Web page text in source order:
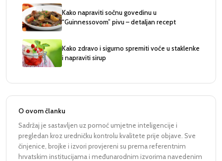
Kako napraviti sočnu govedinu u
“Guinnessovom” pivu – detaljan recept
Kako zdravo i sigurno spremiti voće u staklenke
i napraviti sirup
O ovom članku
Sadržaj je sastavljen uz pomoć umjetne inteligencije i
pregledan kroz uredničku kontrolu kvalitete prije objave. Sve
činjenice, brojke i izvori provjereni su prema referentnim
hrvatskim institucijama i međunarodnim izvorima navedenim